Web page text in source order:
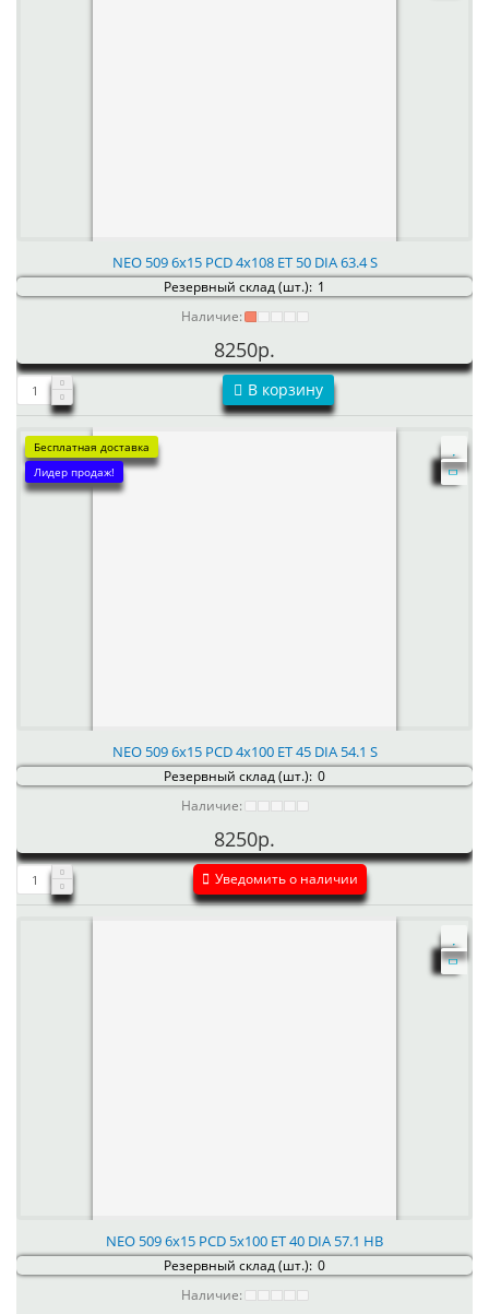
NEO 509 6x15 PCD 4x108 ET 50 DIA 63.4 S
Резервный склад (шт.): 1
Наличие:
8250р.
В корзину
Бесплатная доставка
Лидер продаж!
NEO 509 6x15 PCD 4x100 ET 45 DIA 54.1 S
Резервный склад (шт.): 0
Наличие:
8250р.
Уведомить о наличии
NEO 509 6x15 PCD 5x100 ET 40 DIA 57.1 HB
Резервный склад (шт.): 0
Наличие: